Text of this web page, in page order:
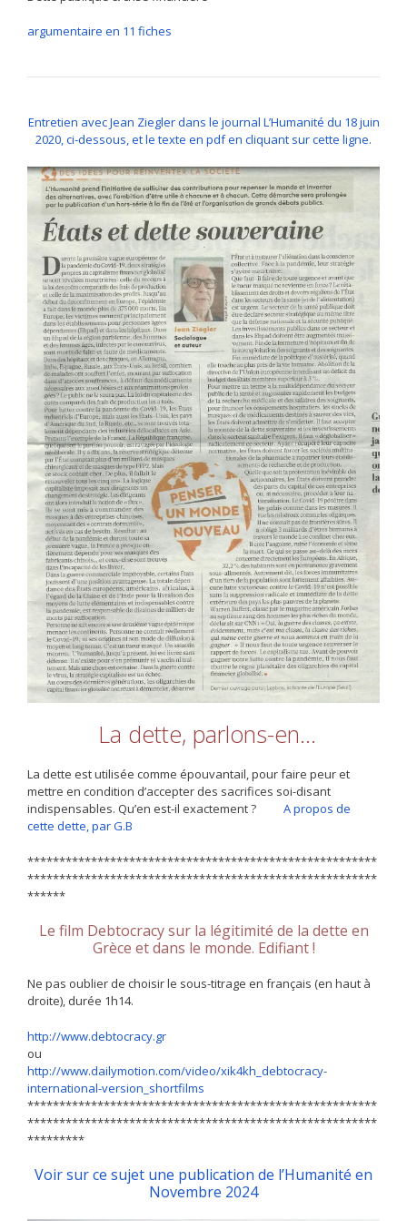
argumentaire en 11 fiches
Entretien avec Jean Ziegler dans le journal L’Humanité du 18 juin
2020, ci-dessous, et le texte en pdf en cliquant sur cette ligne.
La dette, parlons-en…
La dette est utilisée comme épouvantail, pour faire peur et
mettre en condition d’accepter des sacrifices soi-disant
indispensables. Qu’en est-il exactement ? A propos de
cette dette, par G.B
*******************************************************
*******************************************************
******
Le film Debtocracy sur la légitimité de la dette en
Grèce et dans le monde. Edifiant !
Ne pas oublier de choisir le sous-titrage en français (en haut à
droite), durée 1h14.
http://www.debtocracy.gr
ou
http://www.dailymotion.com/video/xik4kh_debtocracy-
international-version_shortfilms
*******************************************************
*******************************************************
*********
Voir sur ce sujet une publication de l’Humanité en
Novembre 2024